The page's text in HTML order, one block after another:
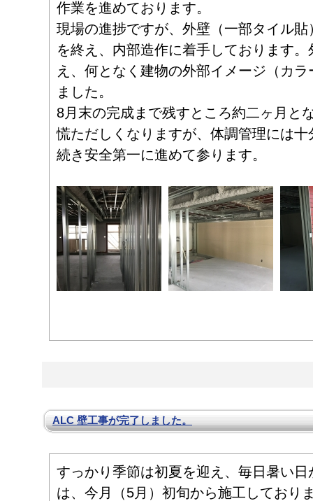
作業を進めております。
現場の進捗ですが、外壁（一部タイル
を終え、内部造作に着手しております
え、何となく建物の外部イメージ（カ
ました。
8月末の完成まで残すところ約二ヶ月と
慌ただしくなりますが、体調管理には
続き安全第一に進めて参ります。
ALC 壁工事が完了しました。
すっかり季節は初夏を迎え、毎日暑い
は、今月（5月）初旬から施工しており